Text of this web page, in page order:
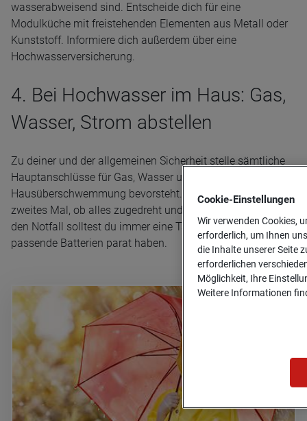
wasserabweisend sind. Entscheide dich für eine
Modulküche mit freistehenden Elementen aus Metall oder
Kunststoff. Informiere dich außerdem über eine
Hochwasserversicherung.
4. Bei Hochwasser im Haus: Gas,
Wasser, Strom abstellen
Zu deiner und der allgemeinen Sicherheit stelle sämtliche
Hauptanschlüsse für Gas, Wasser und Strom ab, wenn eine
Hausüberschwemmung bevorsteht. Kontrolliere lieber ein
zweites Mal, ob alles zugedreht und ausgeschaltet ist. Für
den Notfall solltest du immer eine Taschenlampe und
passende Batterien parat haben.
Cookie-­Einstellungen
Wir verwenden Cookies,
erforderlich, um Ihnen
die Inhalte unserer Seite
erforderlichen
Möglichkeit, Ihre
Weitere Informationen